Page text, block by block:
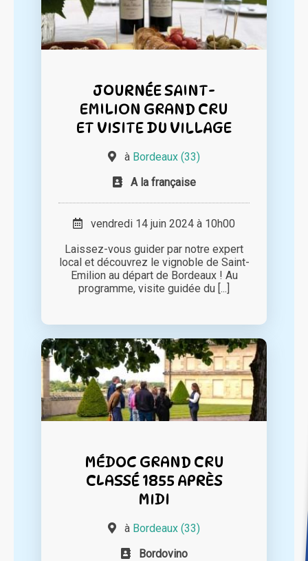
JOURNÉE SAINT-
EMILION GRAND CRU
ET VISITE DU VILLAGE
à Bordeaux (33)
A la française
vendredi 14 juin 2024 à 10h00
Laissez-vous guider par notre expert
local et découvrez le vignoble de Saint-
Emilion au départ de Bordeaux ! Au
programme, visite guidée du [...]
MÉDOC GRAND CRU
CLASSÉ 1855 APRÈS
MIDI
à Bordeaux (33)
Bordovino